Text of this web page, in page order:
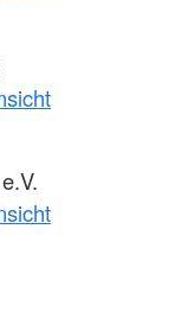
A. Zelck / DRKS